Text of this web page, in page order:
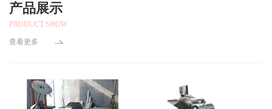
产品展示
PRODUCT SHOW
查看更多